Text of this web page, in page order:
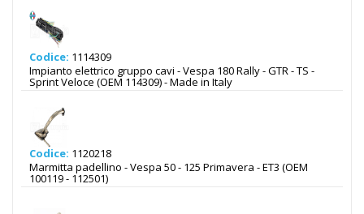
Codice: 1114309
Impianto elettrico gruppo cavi - Vespa 180 Rally - GTR - TS -
Sprint Veloce (OEM 114309) - Made in Italy
Codice: 1120218
Marmitta padellino - Vespa 50 - 125 Primavera - ET3 (OEM
100119 - 112501)